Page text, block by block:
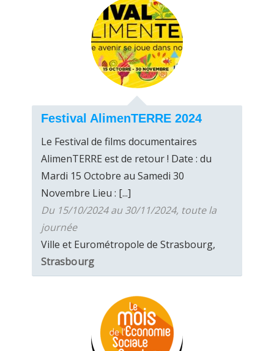
Festival AlimenTERRE 2024
Le Festival de films documentaires
AlimenTERRE est de retour ! Date : du
Mardi 15 Octobre au Samedi 30
Novembre Lieu : [...]
Du 15/10/2024 au 30/11/2024, toute la
journée
Ville et Eurométropole de Strasbourg,
Strasbourg